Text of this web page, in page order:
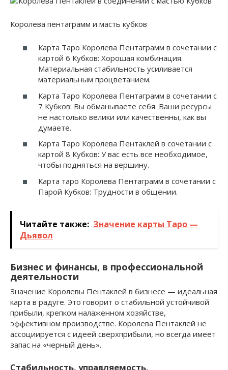
Королева пентаграмм и масть кубков
Карта Таро Королева Пентаграмм в сочетании с
картой 6 Кубков: Хорошая комбинация.
Материальная стабильность усиливается
материальным процветанием.
Карта Таро Королева Пентаграмм в сочетании с
7 Кубков: Вы обманываете себя. Ваши ресурсы
не настолько велики или качественны, как вы
думаете.
Карта Таро Королева Пентаклей в сочетании с
картой 8 Кубков: У вас есть все необходимое,
чтобы подняться на вершину.
Карта таро Королева Пентаграмм в сочетании с
Парой Кубков: Трудности в общении.
Читайте также: Значение карты Таро —
Дьявол
Бизнес и финансы, в профессиональной
деятельности
Значение Королевы Пентаклей в бизнесе — идеальная
карта в радуге. Это говорит о стабильной устойчивой
прибыли, крепком налаженном хозяйстве,
эффективном производстве. Королева Пентаклей не
ассоциируется с идеей сверхприбыли, но всегда имеет
запас на «черный день».
Стабильность, управляемость,